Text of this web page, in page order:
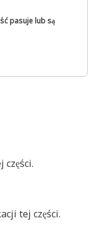
pasuje lub są
tej części.